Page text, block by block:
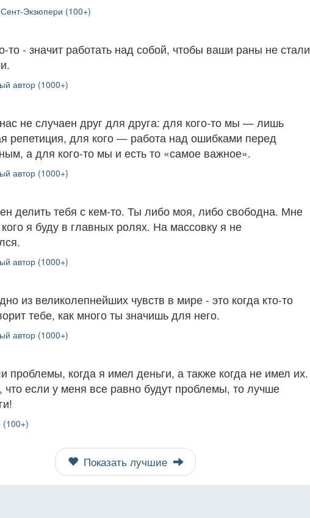
Экзюпери (100+)
то - значит работать над собой, чтобы ваши раны не стали
автор (1000+)
не случаен друг для друга: для кого-то мы — лишь
репетиция, для кого — работа над ошибками перед
а для кого-то мы и есть то «самое важное».
автор (1000+)
делить тебя с кем-то. Ты либо моя, либо свободна. Мне
я буду в главных ролях. На массовку я не
автор (1000+)
из великолепнейших чувств в мире - это когда кто-то
тебе, как много ты значишь для него.
автор (1000+)
проблемы, когда я имел деньги, а также когда не имел их.
если у меня все равно будут проблемы, то лучше
(100+)
Показать лучшие